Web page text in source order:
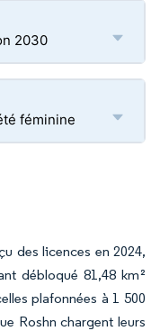
2030
féminine
des licences en 2024,
débloqué 81,48 km²
plafonnées à 1 500
Roshn chargent leurs